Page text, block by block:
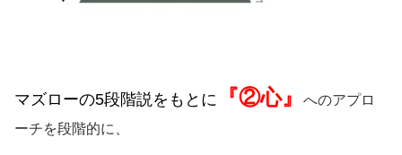
マズローの5段階説をもとに 『②心』
へのアプロ
ーチを段階的に、